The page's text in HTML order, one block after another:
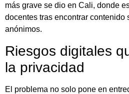
más grave se dio en Cali, donde
docentes tras encontrar contenido
anónimos.
Riesgos digitales
la privacidad
El problema no solo pone en